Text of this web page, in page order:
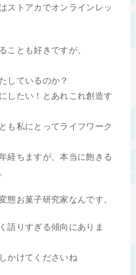
ストアカでオンラインレッ
ことも好きですが、
しているのか？
したい！とあれこれ創造す
も私にとってライフワーク
経ちますが、本当に飽きる
態お菓子研究家なんです。
語りすぎる傾向にありま
かけてくださいね